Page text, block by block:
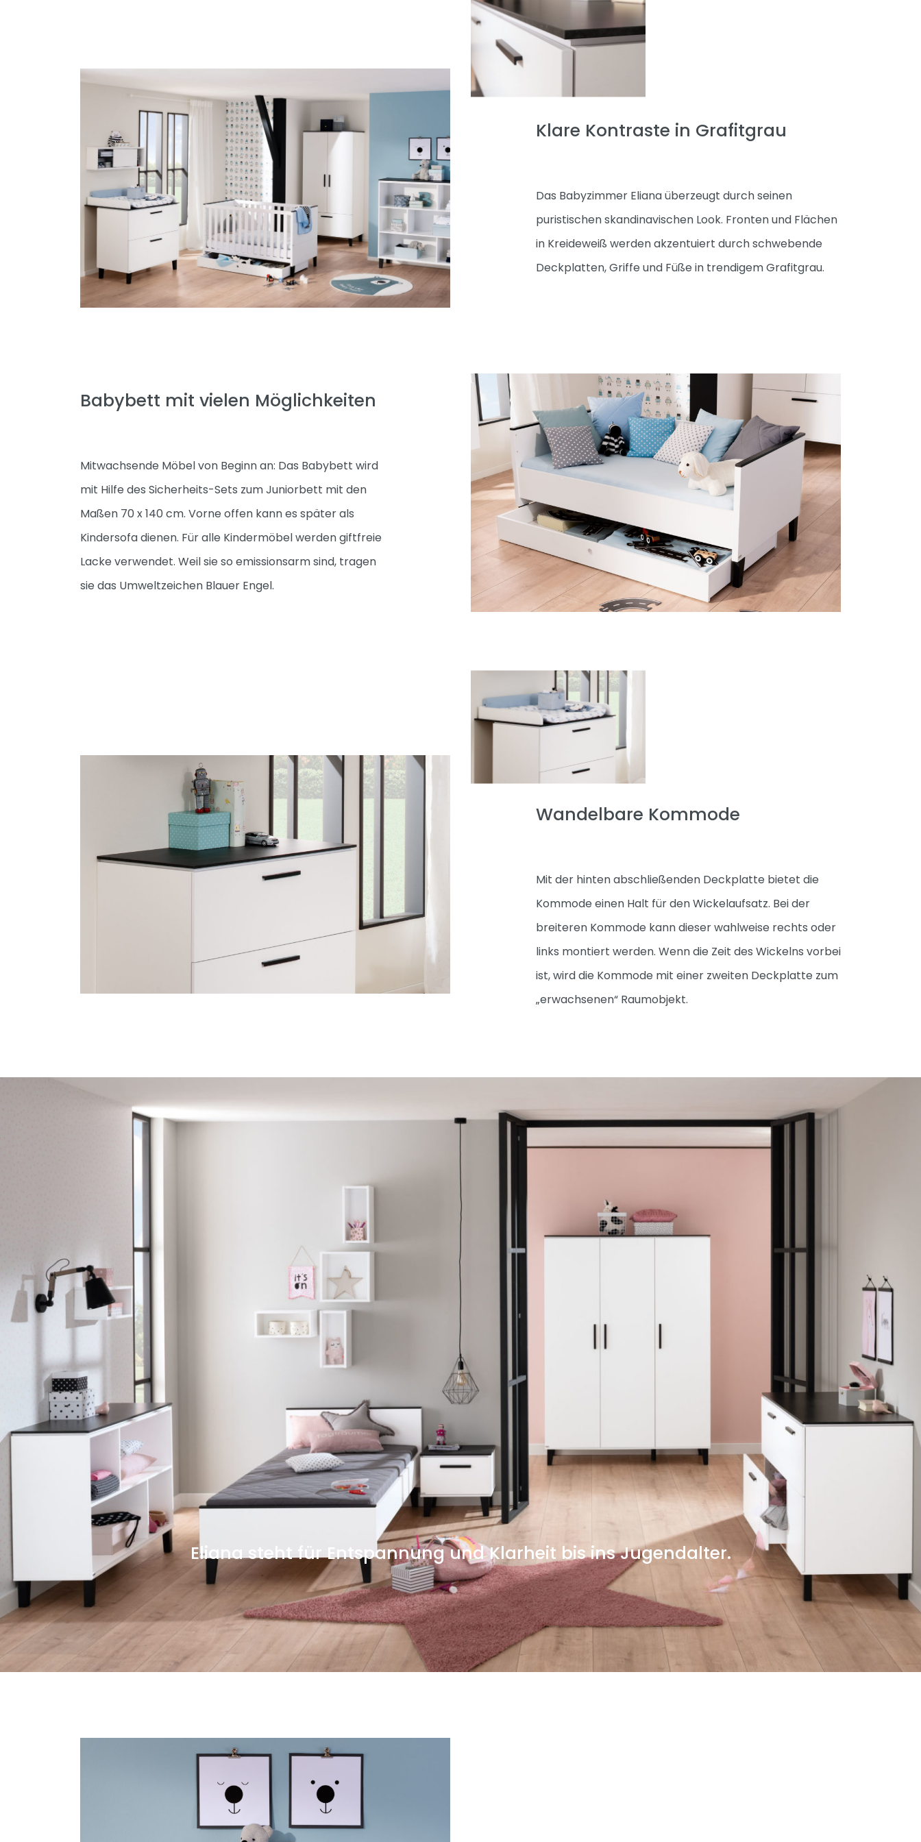
Stiene
Klare Kontraste in Grafitgrau
Das Babyzimmer Eliana überzeugt durch seinen
puristischen skandinavischen Look. Fronten und Flächen
in Kreideweiß werden akzentuiert durch schwebende
Deckplatten, Griffe und Füße in trendigem Grafitgrau.
Babybett mit vielen Möglichkeiten
Mitwachsende Möbel von Beginn an: Das Babybett wird
mit Hilfe des Sicherheits-Sets zum Juniorbett mit den
Maßen 70 x 140 cm. Vorne offen kann es später als
Kindersofa dienen. Für alle Kindermöbel werden giftfreie
Lacke verwendet. Weil sie so emissionsarm sind, tragen
sie das Umweltzeichen Blauer Engel.
Wandelbare Kommode
Mit der hinten abschließenden Deckplatte bietet die
Kommode einen Halt für den Wickelaufsatz. Bei der
breiteren Kommode kann dieser wahlweise rechts oder
links montiert werden. Wenn die Zeit des Wickelns vorbei
ist, wird die Kommode mit einer zweiten Deckplatte zum
„erwachsenen“ Raumobjekt.
Eliana steht für Entspannung und Klarheit bis ins Jugendalter.